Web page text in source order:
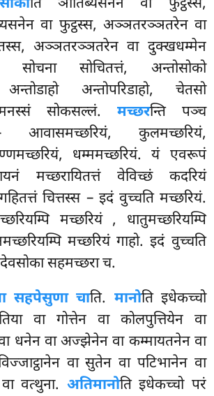
सोकोति ञातिब्यसनेन वा फुट्ठस्स,
वा फुट्ठस्स, अञ्ञतरञ्ञतरेन वा
अञ्ञतरञ्ञतरेन वा दुक्खधम्मेन
सोचना सोचितत्तं, अन्तोसोको
अन्तोडाहो अन्तोपरिडाहो, चेतसो
सोकसल्लं. मच्छरन्ति पञ्च
आवासमच्छरियं, कुलमच्छरियं,
धम्ममच्छरियं. यं एवरूपं
मच्छरायितत्तं वेविच्छं कदरियं
चित्तस्स – इदं वुच्चति मच्छरियं.
मच्छरियं , धातुमच्छरियम्पि
मच्छरियं गाहो. इदं वुच्चति
सहमच्छरा च.
सहपेसुणा चाति. मानोति इधेकच्चो
वा गोत्तेन वा कोलपुत्तियेन वा
धनेन वा अज्झेनेन वा कम्मायतनेन वा
वा सुतेन वा पटिभानेन वा
वत्थुना. अतिमानोति इधेकच्चो परं